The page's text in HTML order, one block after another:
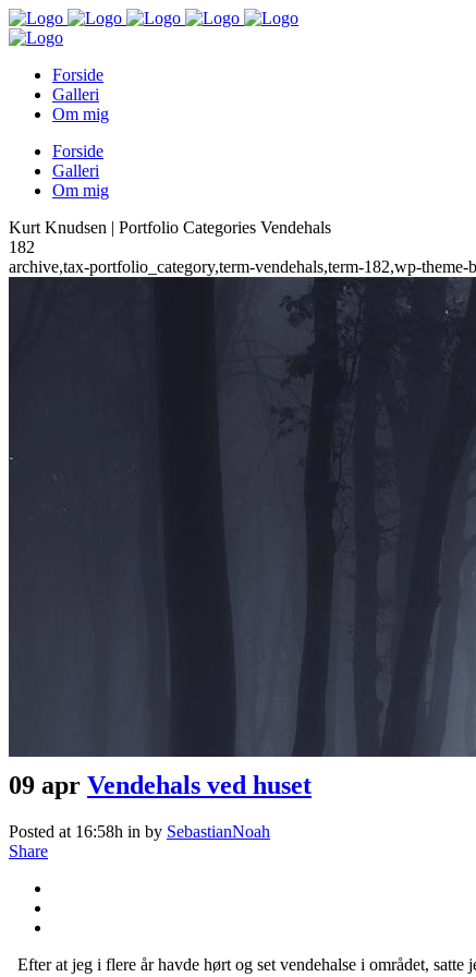
Forside
Galleri
Om mig
Forside
Galleri
Om mig
Kurt Knudsen | Portfolio Categories Vendehals
182
archive,tax-portfolio_category,term-vendehals,term-182,wp-
09 apr Vendehals ved huset
Posted at 16:58h in by SebastianNoah
Share
Efter at jeg i flere år havde hørt og set vendehalse i området,